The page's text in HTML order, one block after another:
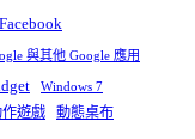
Facebook
與其他 Google 應用
Windows 7
遊戲 動態桌布